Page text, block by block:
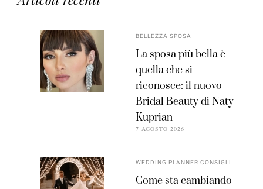
BELLEZZA SPOSA
La sposa più bella è
quella che si
riconosce: il nuovo
Bridal Beauty di Naty
Kuprian
7 AGOSTO 2026
WEDDING PLANNER CONSIGLI
Come sta cambiando